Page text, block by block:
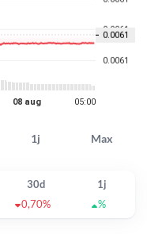
1j Max
30d
1j
0,70% %